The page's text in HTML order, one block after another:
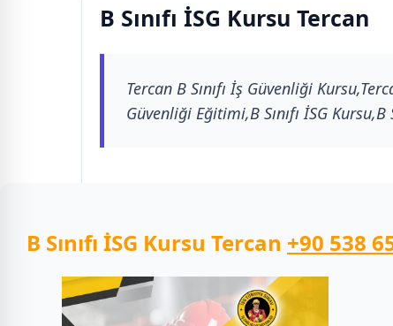
B Sınıfı İSG Kursu Tercan
Tercan B Sınıfı İş Güvenliği
Güvenliği Eğitimi,B Sınıfı İSG Kursu,B
B Sınıfı İSG Kursu Tercan +90 538